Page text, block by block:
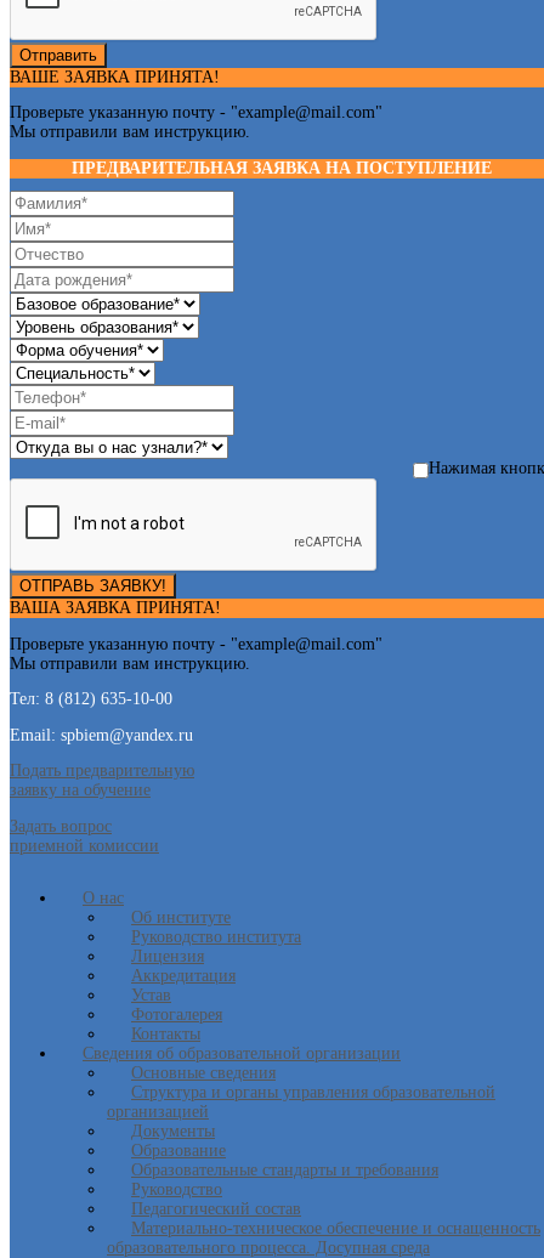
Отправить
ВАШЕ ЗАЯВКА ПРИНЯТА!
Проверьте указанную почту - "example@mail.com"
Мы отправили вам инструкцию.
ПРЕДВАРИТЕЛЬНАЯ ЗАЯВКА НА ПОСТУПЛЕНИЕ
Нажимая
ОТПРАВЬ ЗАЯВКУ!
ВАША ЗАЯВКА ПРИНЯТА!
Проверьте указанную почту - "example@mail.com"
Мы отправили вам инструкцию.
Тел: 8 (812) 635-10-00
Email: spbiem@yandex.ru
Подать предварительную
заявку на обучение
Задать вопрос
приемной комиссии
О нас
Об институте
Руководство института
Лицензия
Аккредитация
Устав
Фотогалерея
Контакты
Сведения об образовательной организации
Основные сведения
Структура и органы управления образовательной
организацией
Документы
Образование
Образовательные стандарты и требования
Руководство
Педагогический состав
Материально-техническое обеспечение и оснащенность
образовательного процесса. Досупная среда